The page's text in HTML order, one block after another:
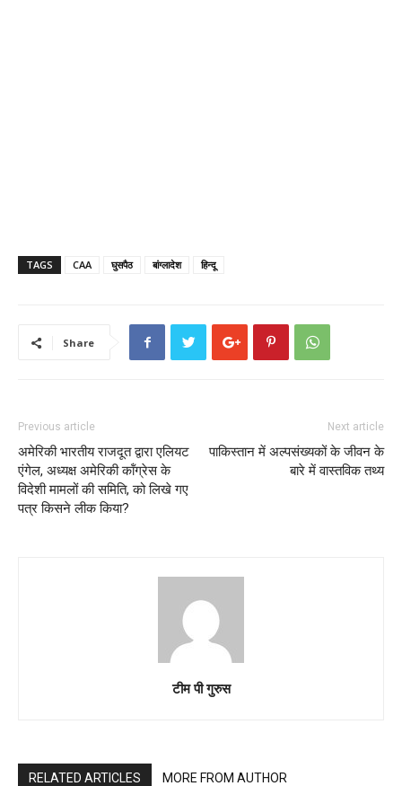
TAGS CAA घुसपैठ बांग्लादेश हिन्दू
Share
Previous article
अमेरिकी भारतीय राजदूत द्वारा एलियट
एंगेल, अध्यक्ष अमेरिकी कॉंग्रेस के
विदेशी मामलों की समिति, को लिखे गए
पत्र किसने लीक किया?
Next article
पाकिस्तान में अल्पसंख्यकों के जीवन के
बारे में वास्तविक तथ्य
टीम पी गुरुस
RELATED ARTICLES MORE FROM AUTHOR